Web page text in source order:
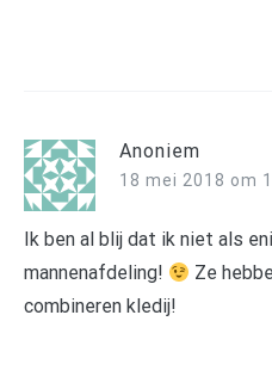
Anoniem
18 mei 2018 om
Ik ben al blij dat ik niet als
mannenafdeling!
Ze
combineren kledij!